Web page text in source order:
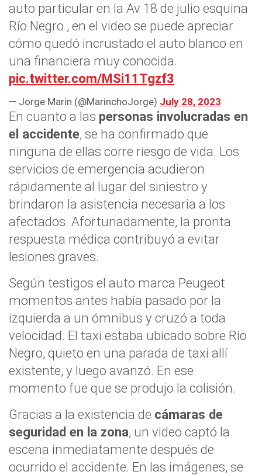
auto particular en la Av 18 de julio esquina
Río Negro , en el video se puede apreciar
cómo quedó incrustado el auto blanco en
una financiera muy conocida.
pic.twitter.com/MSi11Tgzf3
— Jorge Marin (@MarinchoJorge) July 28, 2023
En cuanto a las personas involucradas en
el accidente, se ha confirmado que
ninguna de ellas corre riesgo de vida. Los
servicios de emergencia acudieron
rápidamente al lugar del siniestro y
brindaron la asistencia necesaria a los
afectados. Afortunadamente, la pronta
respuesta médica contribuyó a evitar
lesiones graves.
Según testigos el auto marca Peugeot
momentos antes había pasado por la
izquierda a un ómnibus y cruzó a toda
velocidad. El taxi estaba ubicado sobre Río
Negro, quieto en una parada de taxi allí
existente, y luego avanzó. En ese
momento fue que se produjo la colisión.
Gracias a la existencia de cámaras de
seguridad en la zona, un video captó la
escena inmediatamente después de
ocurrido el accidente. En las imágenes, se